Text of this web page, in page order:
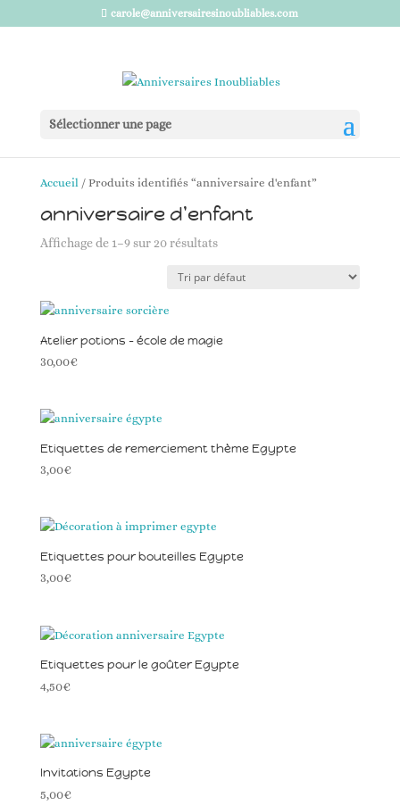
carole@anniversairesinoubliables.com
Sélectionner une page
Accueil/ Produits identifiés “anniversaire d'enfant”
anniversaire d'enfant
Affichage de 1–9 sur 20 résultats
Atelier potions – école de magie
30,00€
Etiquettes de remerciement thème Egypte
3,00€
Etiquettes pour bouteilles Egypte
3,00€
Etiquettes pour le goûter Egypte
4,50€
Invitations Egypte
5,00€